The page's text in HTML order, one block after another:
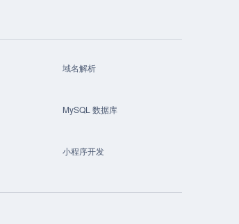
域名解析
MySQL 数据库
小程序开发